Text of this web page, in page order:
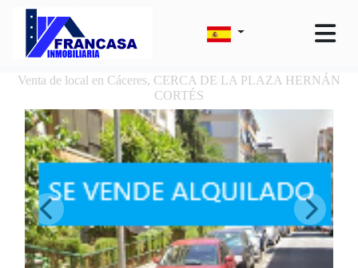
Venta de local en Cáceres, CERCA DE LA PLAZA HERNÁN
CORTÉS